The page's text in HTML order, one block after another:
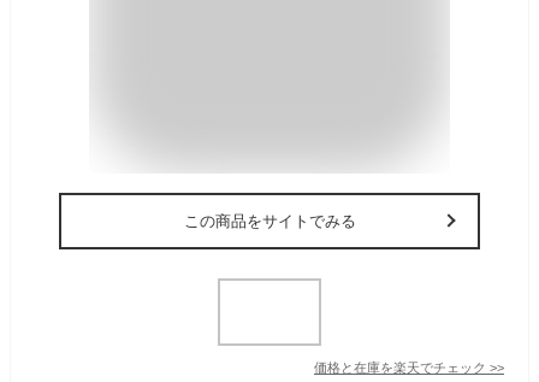
この商品をサイトでみる
価格と在庫を楽天でチェック >>